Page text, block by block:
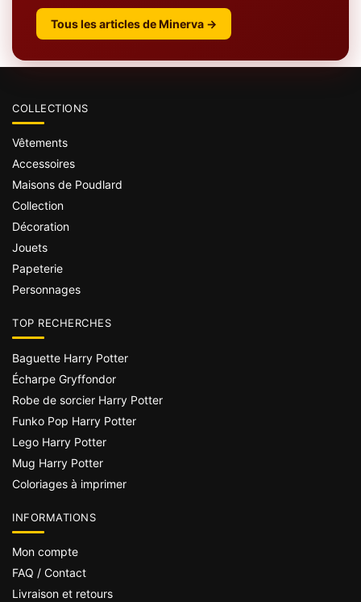
Tous les articles de Minerva →
COLLECTIONS
Vêtements
Accessoires
Maisons de Poudlard
Collection
Décoration
Jouets
Papeterie
Personnages
TOP RECHERCHES
Baguette Harry Potter
Écharpe Gryffondor
Robe de sorcier Harry Potter
Funko Pop Harry Potter
Lego Harry Potter
Mug Harry Potter
Coloriages à imprimer
INFORMATIONS
Mon compte
FAQ / Contact
Livraison et retours